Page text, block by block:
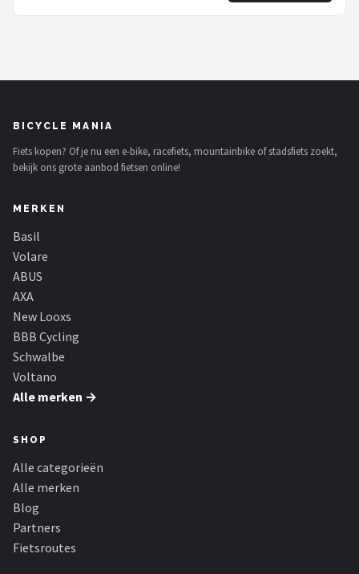
BICYCLE MANIA
Fiets kopen? Of je nu een e-bike, racefiets, mountainbike of stadsfiets zoekt,
bekijk ons grote aanbod fietsen online!
MERKEN
Basil
Volare
ABUS
AXA
New Looxs
BBB Cycling
Schwalbe
Voltano
Alle merken →
SHOP
Alle categorieën
Alle merken
Blog
Partners
Fietsroutes